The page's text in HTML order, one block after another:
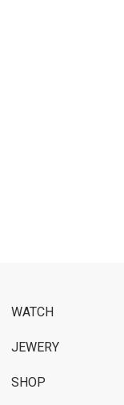
WATCH
JEWERY
SHOP